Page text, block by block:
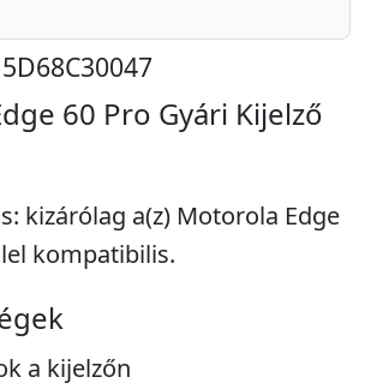
5D68C30047
60 Pro Gyári Kijelző
kizárólag a(z) Motorola Edge
kompatibilis.
a kijelzőn